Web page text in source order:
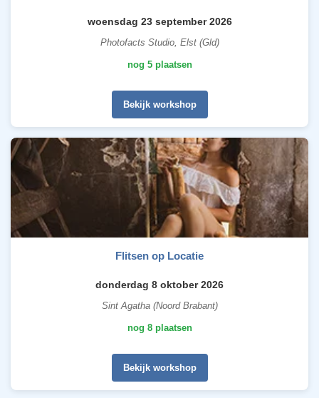
woensdag 23 september 2026
Photofacts Studio, Elst (Gld)
nog 5 plaatsen
Bekijk workshop
Flitsen op Locatie
donderdag 8 oktober 2026
Sint Agatha (Noord Brabant)
nog 8 plaatsen
Bekijk workshop